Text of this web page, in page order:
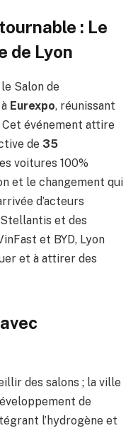
: Le
de Lyon
Salon de
Eurexpo, réunissant
événement attire
de 35
voitures 100%
et le changement qui
d’acteurs
et des
et BYD, Lyon
et à attirer des
des salons ; la ville
de
l’hydrogène et